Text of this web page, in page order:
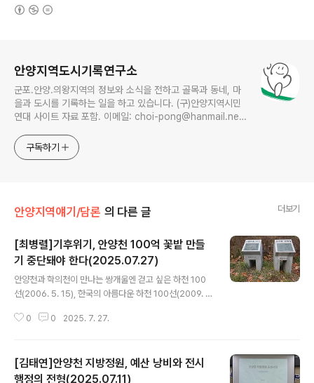
안양지역도시기록연구소
군포.안양.의왕지역의 정보와 소식을 전하고 골목과 동네, 마
을과 도시를 기록하는 일을 하고 있습니다. (구)안양지역시민
연대 사이트 자료 포함. 이메일: choi-pong@hanmail.net
구독하기
안양지역얘기/담론 의 다른 글 더보기
[최병렬]기후위기, 안양천 100억 꽃밭 만들
기 중단돼야 한다(2025.07.27)
안양천과 학의천이 만나는 쌍개울엔 걷고 싶은 하천 100
선(2006. 5. 15), 한국의 아름다운 하천 100선(2009. 2.
천을 복원한 하천 한켠에 자리잡고 있다. 안양천은 친자연
생조류인 흰목물떼새, 물총새 등이 서식하는 다양한 생물
종이 현성되어 사람과 생물이 함께 공존하는 생태적인 하
0 0 2025. 7. 27.
[김태연]안양천 지방정원, 예산 낭비와 전시
행정의 전형(2025.07.11)